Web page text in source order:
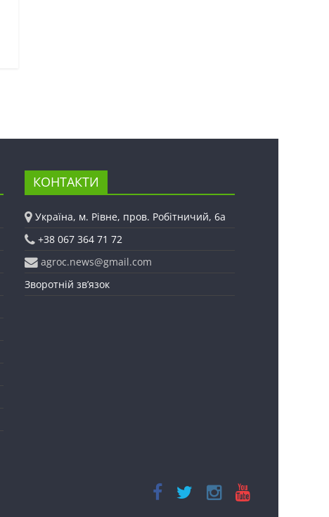
КОНТАКТИ
Україна, м. Рівне, пров. Робітничий, 6а
+38 067 364 71 72
agroc.news@gmail.com
Зворотній зв’язок